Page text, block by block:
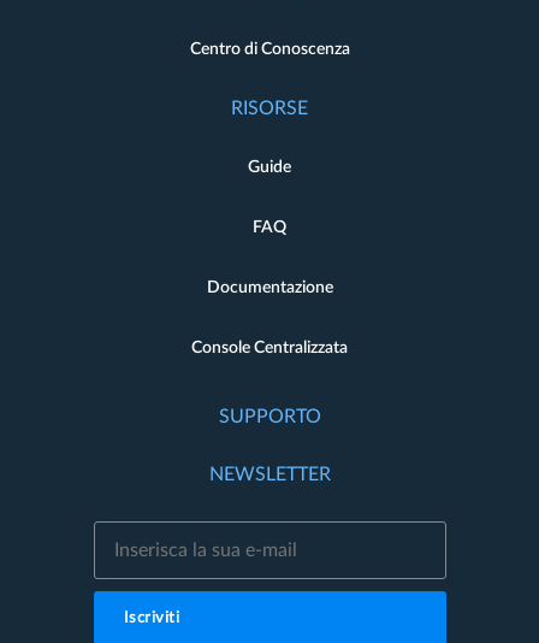
Centro di Conoscenza
RISORSE
Guide
FAQ
Documentazione
Console Centralizzata
SUPPORTO
NEWSLETTER
Iscriviti